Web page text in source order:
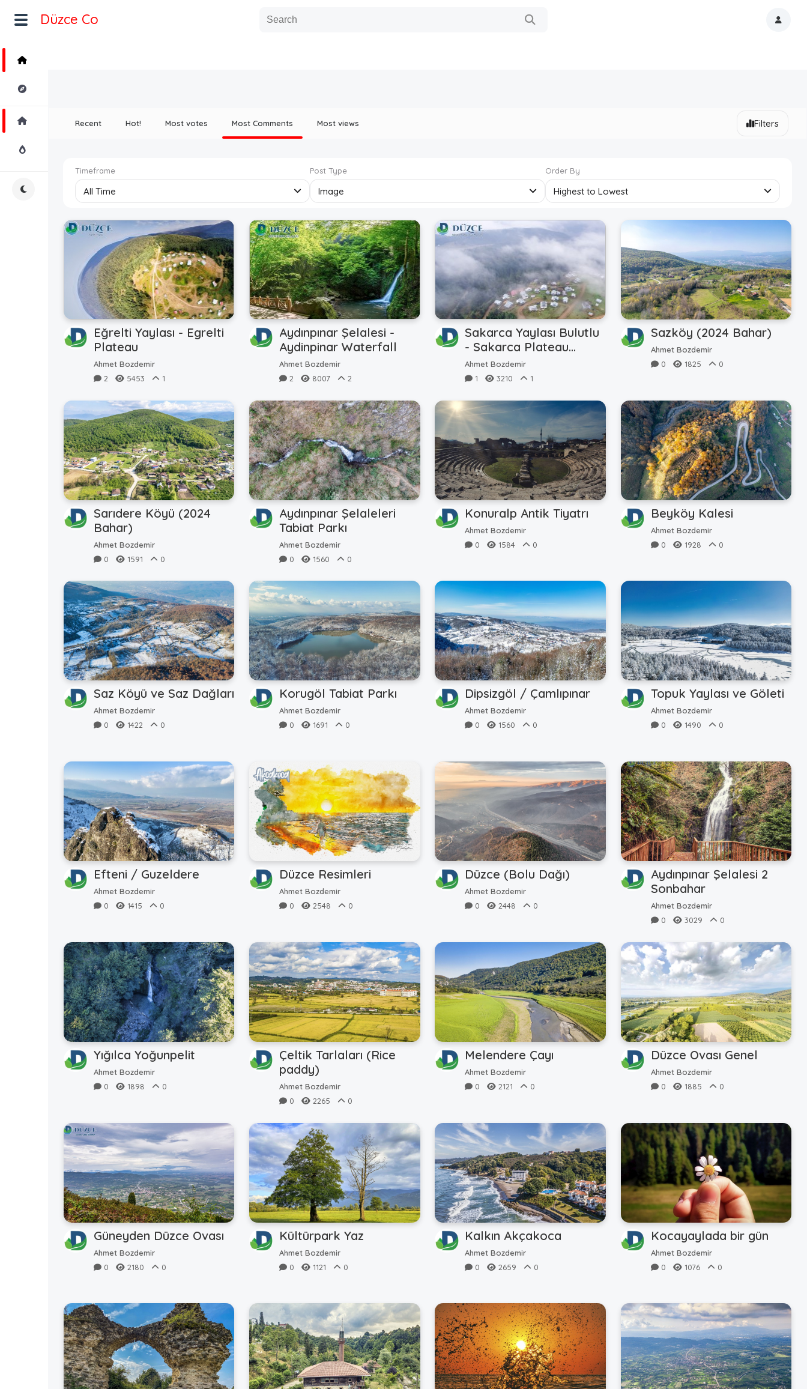
Düzce Co
Home
Night Mode
Recent Hot! Most votes Most Comments Most views Filters
Timeframe
All Time
Post Type
Image
Order By
Highest to Lowest
Eğrelti Yaylası - Egrelti
Plateau
Ahmet Bozdemir
2
5453 1
Aydınpınar Şelalesi -
Aydinpinar Waterfall
Ahmet Bozdemir
2
8007 2
Sakarca Yaylası Bulutlu
- Sakarca Plateau
Cloudy
Ahmet Bozdemir
1
3210 1
Sazköy (2024 Bahar)
Ahmet Bozdemir
0
1825 0
Sarıdere Köyü (2024
Bahar)
Ahmet Bozdemir
0
1591 0
Aydınpınar Şelaleleri
Tabiat Parkı
Ahmet Bozdemir
0
1560 0
Konuralp Antik Tiyatrı
Ahmet Bozdemir
0
1584 0
Beyköy Kalesi
Ahmet Bozdemir
0
1928 0
Saz Köyü ve Saz Dağları
Ahmet Bozdemir
0
1422 0
Korugöl Tabiat Parkı
Ahmet Bozdemir
0
1691 0
Dipsizgöl / Çamlıpınar
Ahmet Bozdemir
0
1560 0
Topuk Yaylası ve Göleti
Ahmet Bozdemir
0
1490 0
Efteni / Guzeldere
Ahmet Bozdemir
0
1415 0
Düzce Resimleri
Ahmet Bozdemir
0
2548 0
Düzce (Bolu Dağı)
Ahmet Bozdemir
0
2448 0
Aydınpınar Şelalesi 2
Sonbahar
Ahmet Bozdemir
0
3029 0
Yığılca Yoğunpelit
Ahmet Bozdemir
0
1898 0
Çeltik Tarlaları (Rice
paddy)
Ahmet Bozdemir
0
2265 0
Melendere Çayı
Ahmet Bozdemir
0
2121 0
Düzce Ovası Genel
Ahmet Bozdemir
0
1885 0
Güneyden Düzce Ovası
Ahmet Bozdemir
0
2180 0
Kültürpark Yaz
Ahmet Bozdemir
0
1121 0
Kalkın Akçakoca
Ahmet Bozdemir
0
2659 0
Kocayaylada bir gün
Ahmet Bozdemir
0
1076 0